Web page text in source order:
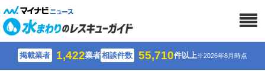
掲載業者 1,422業者相談件数 55,710件以上※2026年8月時点